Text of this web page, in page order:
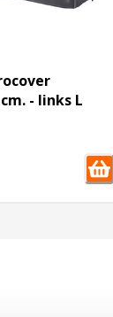
- links L